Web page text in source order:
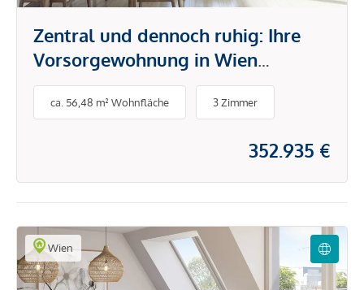
Zentral und dennoch ruhig: Ihre
Vorsorgewohnung in Wien
Simmering
ca. 56,48 m² Wohnfläche 3 Zimmer
352.935 €
Wien